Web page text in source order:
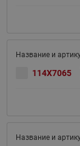
114X7065